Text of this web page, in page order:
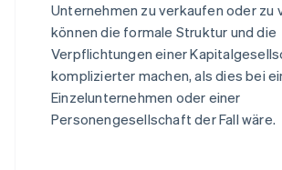
Unternehmen zu verkaufen oder zu
können die formale Struktur und die
Verpflichtungen einer
komplizierter machen, als dies bei
Einzelunternehmen oder einer
Personengesellschaft der Fall wäre.